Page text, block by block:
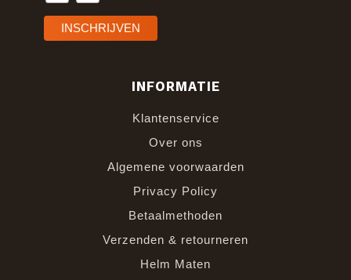
INFORMATIE
Klantenservice
Over ons
Algemene voorwaarden
Privacy Policy
Betaalmethoden
Verzenden & retourneren
Helm Maten